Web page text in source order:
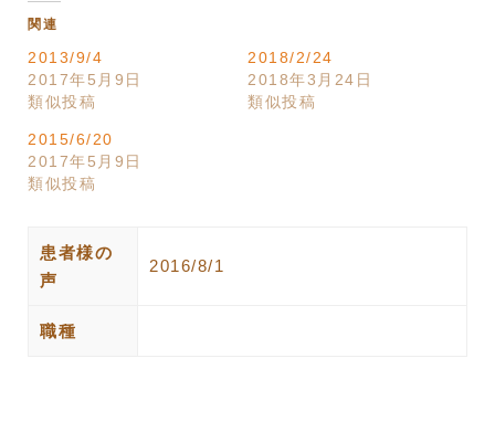
関連
2013/9/4
2017年5月9日
類似投稿
2018/2/24
2018年3月24日
類似投稿
2015/6/20
2017年5月9日
類似投稿
患者様の
声
2016/8/1
職種